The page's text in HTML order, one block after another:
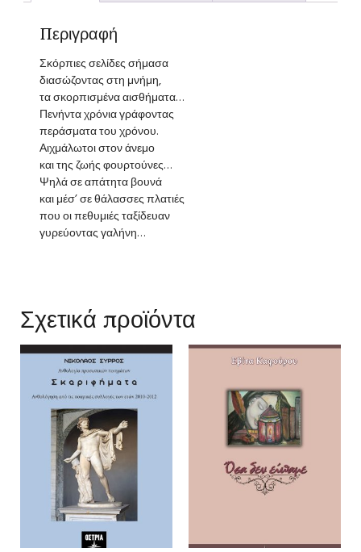
Περιγραφή
Σκόρπιες σελίδες σήμασα
διασώζοντας στη μνήμη,
τα σκορπισμένα αισθήματα…
Πενήντα χρόνια γράφοντας
περάσματα του χρόνου.
Αιχμάλωτοι στον άνεμο
και της ζωής φουρτούνες…
Ψηλά σε απάτητα βουνά
και μέσ’ σε θάλασσες πλατιές
που οι πεθυμιές ταξίδευαν
γυρεύοντας γαλήνη…
Σχετικά προϊόντα